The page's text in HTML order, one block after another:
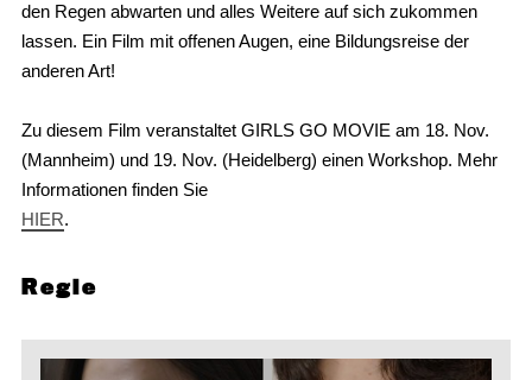
den Regen abwarten und alles Weitere auf sich zukommen
lassen. Ein Film mit offenen Augen, eine Bildungsreise der
anderen Art!
Zu diesem Film veranstaltet GIRLS GO MOVIE am 18. Nov.
(Mannheim) und 19. Nov. (Heidelberg) einen Workshop. Mehr
Informationen finden Sie
HIER.
Regie